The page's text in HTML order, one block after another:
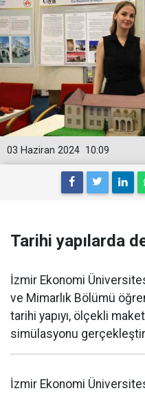
10:09
03 Haziran 2024
Tarihi yapılarda
İzmir Ekonomi
ve Mimarlık Bölümü
tarihi yapıyı, ölçekli
simülasyonu
İzmir Ekonomi